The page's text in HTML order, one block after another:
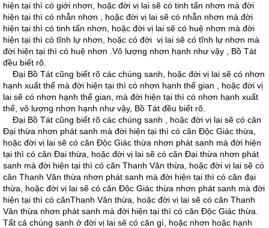
hiện tại thì có giới nhơn, hoặc đời vị lai sẽ có tinh tấn nhơn mà đời
hiện tại thì có nhẫn nhơn , hoặc đời vị lai sẽ có nhẫn nhơn mà đời
hiện tại thì có tinh tấn nhơn, hoặc đời vị lai sẽ có huệ nhơn mà đời
hiện tại thì có tĩnh lự nhơn, hoặc có đời vị lai sẽ có tĩnh lự nhơn mà
đời hiện tại thì có huệ nhơn .Vô lượng nhơn hạnh như vậy , Bồ Tát
đều biết rõ.
Ðại Bồ Tát cũng biết rõ các chúng sanh, hoặc đời vị lai sẽ có nhơn
hạnh xuất thế mà đời hiện tại thì có nhơn hạnh thế gian , hoặc đời vị
lai sẽ có nhơn hạnh thế gian, mà đời hiện tại thì có nhơn hạnh xuất
thế, vô lượng nhơn hạnh như vậy, Bồ Tát đều biết rõ.
Ðại Bồ Tát cũng biết rõ các chúng sanh , hoặc đời vị lai sẽ có căn
Ðại thừa nhơn phát sanh mà đời hiện tại thì có căn Ðộc Giác thừa,
hoặc đời vị lai sẽ có căn Ðộc Giác thừa nhơn phát sanh mà đời hiện
tại thì có căn Ðại thừa, hoặc đời vị lai sẽ có căn Ðại thừa nhơn phát
sanh mà đời hiện tại thì có căn Thanh Văn thừa, hoặc đời vị lai sẽ có
căn Thanh Văn thừa nhơn phát sanh mà đời hiện tại thì có căn đại
thừa, hoặc đời vị lai sẽ có căn Ðộc Giác thừa nhơn phát sanh mà đời
hiện tại thì có cănThanh Văn thừa, hoặc đời vị lai sẽ có căn Thanh
Văn thừa nhơn phát sanh mà đời hiện tại thì có căn Ðộc Giác thừa.
Tất cả chúng sanh ở đời vị lai sẽ có căn gì, hoặc nhơn hoặc hạnh